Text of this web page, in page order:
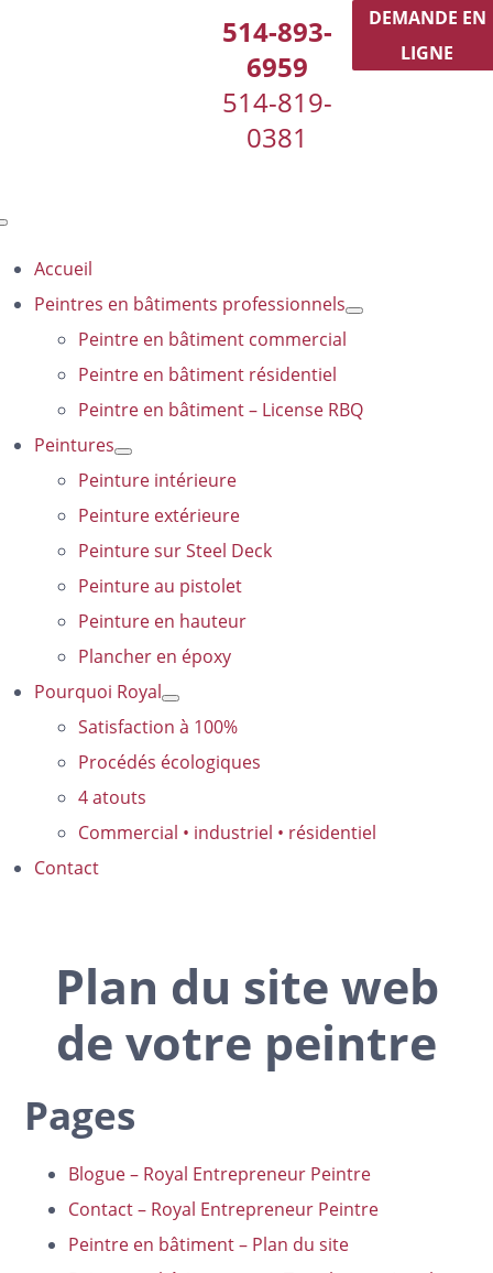
514-893-
6959
514-819-
0381
DEMANDE EN
LIGNE
Accueil
Peintres en bâtiments professionnels
Peintre en bâtiment commercial
Peintre en bâtiment résidentiel
Peintre en bâtiment – License RBQ
Peintures
Peinture intérieure
Peinture extérieure
Peinture sur Steel Deck
Peinture au pistolet
Peinture en hauteur
Plancher en époxy
Pourquoi Royal
Satisfaction à 100%
Procédés écologiques
4 atouts
Commercial • industriel • résidentiel
Contact
Plan du site web
de votre peintre
Pages
Blogue – Royal Entrepreneur Peintre
Contact – Royal Entrepreneur Peintre
Peintre en bâtiment – Plan du site